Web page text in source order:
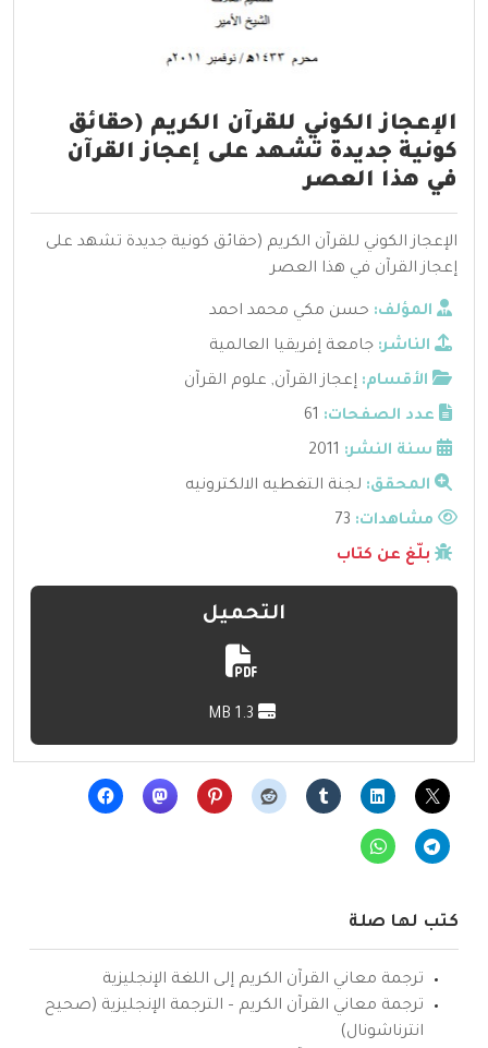
الإعجاز الكوني للقرآن الكريم (حقائق
كونية جديدة تشهد على إعجاز القرآن
في هذا العصر
الإعجاز الكوني للقرآن الكريم (حقائق كونية جديدة تشهد على
إعجاز القرآن في هذا العصر
المؤلف: حسن مكي محمد احمد
الناشر: جامعة إفريقيا العالمية
الأقسام: إعجاز القرآن, علوم القرآن
عدد الصفحات: 61
سنة النشر: 2011
المحقق: لجنة التغطيه الالكترونيه
مشاهدات:
بلّغ عن كتاب
التحميل
كتب لها صلة
ترجمة معاني القرآن الكريم إلى اللغة الإنجليزية
ترجمة معاني القرآن الكريم – الترجمة الإنجليزية (صحيح
انترناشونال)